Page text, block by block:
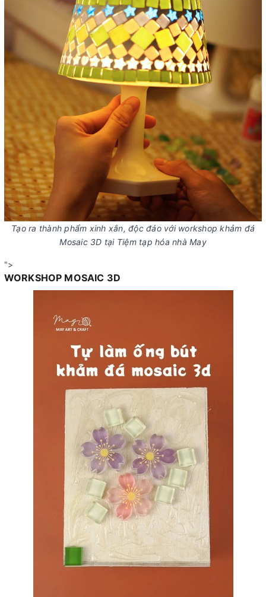
Tạo ra thành phẩm xinh xắn, độc đáo với workshop khảm đá
Mosaic 3D tại Tiệm tạp hóa nhà May
">
WORKSHOP MOSAIC 3D